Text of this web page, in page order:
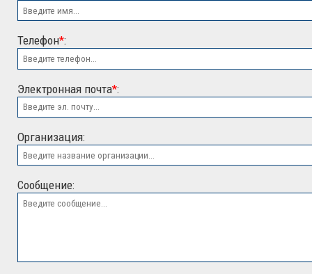
ООО "ЭСК"
Телефон*:
Электронная почта*:
Организация:
Сообщение: